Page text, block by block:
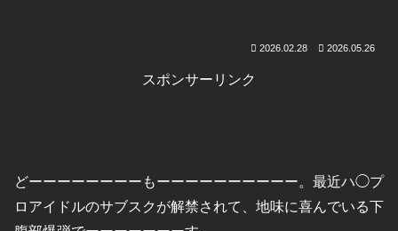
2026.02.28 2026.05.26
スポンサーリンク
どーーーーーーーーもーーーーーーーーーー。最近ハ◯プ
ロアイドルのサブスクが解禁されて、地味に喜んでいる下